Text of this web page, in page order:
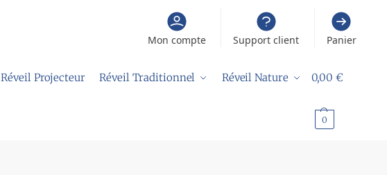
Mon compte Support client Panier
Réveil Projecteur Réveil Traditionnel Réveil Nature 0,00€
0